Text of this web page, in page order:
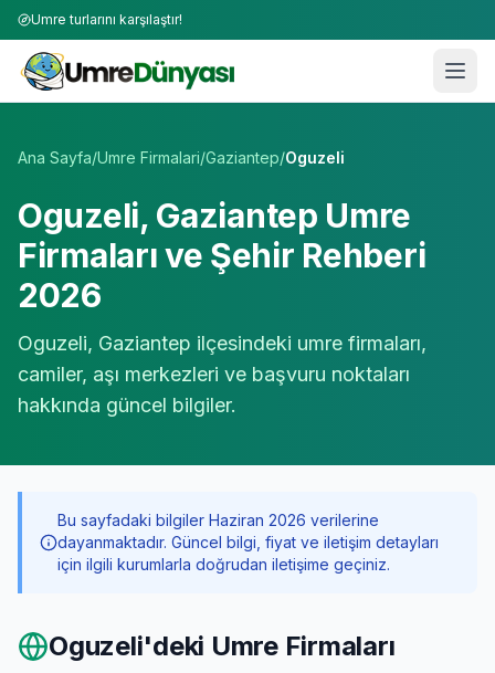
Umre turlarını karşılaştır!
Ana Sayfa/Umre Firmalari/Gaziantep/Oguzeli
Oguzeli, Gaziantep Umre
Firmaları ve Şehir Rehberi
2026
Oguzeli, Gaziantep ilçesindeki umre firmaları,
camiler, aşı merkezleri ve başvuru noktaları
hakkında güncel bilgiler.
Bu sayfadaki bilgiler Haziran 2026 verilerine
dayanmaktadır. Güncel bilgi, fiyat ve iletişim detayları
için ilgili kurumlarla doğrudan iletişime geçiniz.
Oguzeli'deki Umre Firmaları